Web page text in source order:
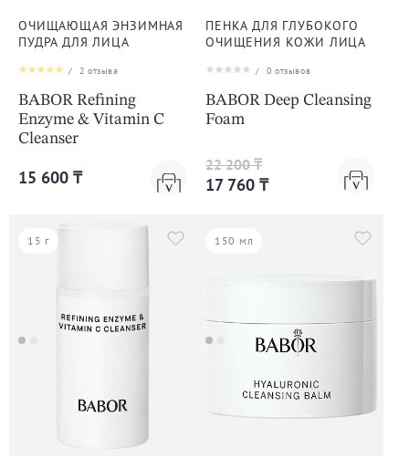
ОЧИЩАЮЩАЯ ЭНЗИМНАЯ
ПУДРА ДЛЯ ЛИЦА
/ 2 отзыва
BABOR Refining
Enzyme & Vitamin C
Cleanser
15 600 ₸
ПЕНКА ДЛЯ ГЛУБОКОГО
ОЧИЩЕНИЯ КОЖИ ЛИЦА
/ 0 отзывов
BABOR Deep Cleansing
Foam
22 200 ₸
17 760 ₸
15 г 150 мл